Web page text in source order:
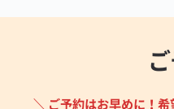
＼ ご予約はお早めに！